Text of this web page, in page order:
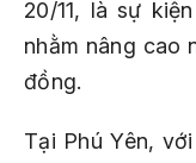
20/11, là sự
nhằm nâng cao
đồng.
Tại Phú Yên,